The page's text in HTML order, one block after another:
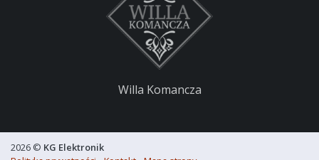
Willa Komancza
2026 © KG Elektronik